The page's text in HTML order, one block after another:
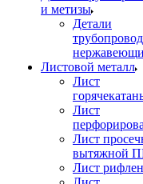
и метизы
Детали
Листовой металл
Лист
Лист
Лист
вытяжной
Лист